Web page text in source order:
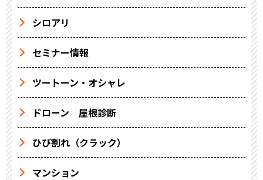
シロアリ
セミナー情報
ツートーン・オシャレ
ドローン 屋根診断
ひび割れ（クラック）
マンション